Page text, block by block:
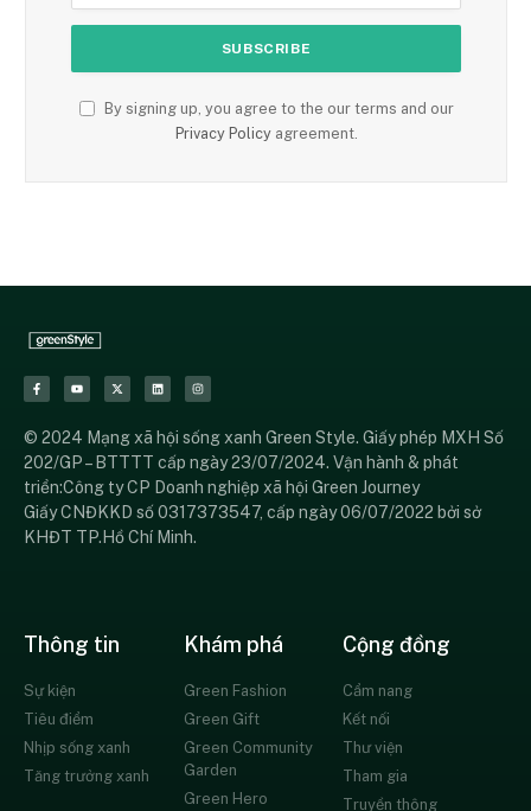
By signing up, you agree to the our terms and our
Privacy Policyagreement.
© 2024 Mạng xã hội sống xanh Green Style. Giấy phép MXH Số
202/GP – BTTTT cấp ngày 23/07/2024. Vận hành & phát
triển:Công ty CP Doanh nghiệp xã hội Green Journey
Giấy CNĐKKD số 0317373547, cấp ngày 06/07/2022 bởi sở
KHĐT TP.Hồ Chí Minh.
Thông tin
Sự kiện
Tiêu điểm
Nhịp sống xanh
Tăng trưởng xanh
Khám phá
Green Fashion
Green Gift
Green Community
Garden
Green Hero
Cộng đồng
Cẩm nang
Kết nối
Thư viện
Tham gia
Truyền thông